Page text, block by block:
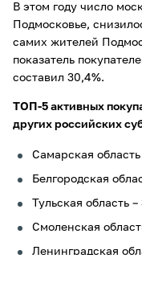
В этом году число
Подмосковье,
самих жителей
показатель
составил 30,4%.
ТОП-5 активных
других российских
Самарская
Белгородская
Тульская область –
Смоленская
Ленинградская